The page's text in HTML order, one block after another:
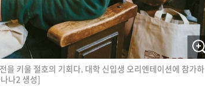
을 키울 절호의 기회다. 대학 신입생 오리엔테이션에 참가하
나2 생성]